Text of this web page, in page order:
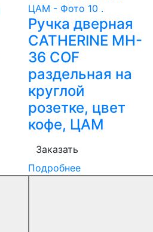
Ручка дверная
CATHERINE MH-
36 COF
раздельная на
круглой
розетке, цвет
кофе, ЦАМ
Заказать
Подробнее